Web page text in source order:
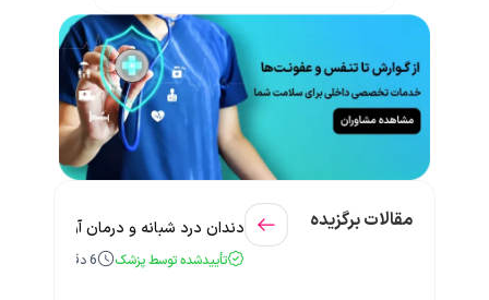
مقالات برگزیده دندان درد شبانه و درمان آن +
تأییدشده توسط پزشک 6دقیقه